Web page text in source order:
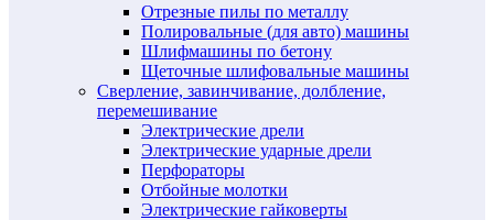
Отрезные пилы по металлу
Полировальные (для авто) машины
Шлифмашины по бетону
Щеточные шлифовальные машины
Сверление, завинчивание, долбление,
перемешивание
Электрические дрели
Электрические ударные дрели
Перфораторы
Отбойные молотки
Электрические гайковерты